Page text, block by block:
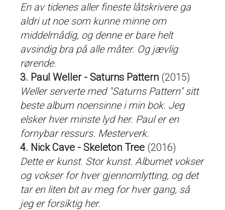
En av tidenes aller fineste låtskrivere ga
aldri ut noe som kunne minne om
middelmådig, og denne er bare helt
avsindig bra på alle måter. Og jævlig
rørende.
3. Paul Weller - Saturns Pattern (2015)
Weller serverte med "Saturns Pattern" sitt
beste album noensinne i min bok. Jeg
elsker hver minste lyd her. Paul er en
fornybar ressurs. Mesterverk.
4. Nick Cave - Skeleton Tree (2016)
Dette er kunst. Stor kunst. Albumet vokser
og vokser for hver gjennomlytting, og det
tar en liten bit av meg for hver gang, så
jeg er forsiktig her.